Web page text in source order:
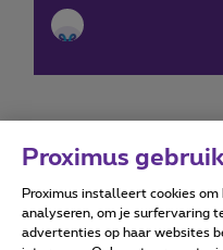
Forumvoorwaarden
Proximus
Proximus installeert cookies
analyseren, om je surfervaring
advertenties op haar websites